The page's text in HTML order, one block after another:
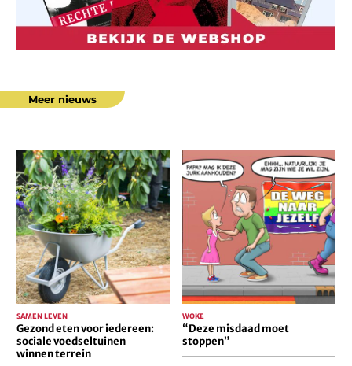
Meer nieuws
Gezond
eten
voor
iedereen:
sociale
voedseltuinen
winnen
terrein
Gezond eten voor iedereen:
sociale voedseltuinen
winnen terrein
SAMEN LEVEN
“Deze
misdaad
moet
stoppen”
“Deze misdaad moet
stoppen”
WOKE